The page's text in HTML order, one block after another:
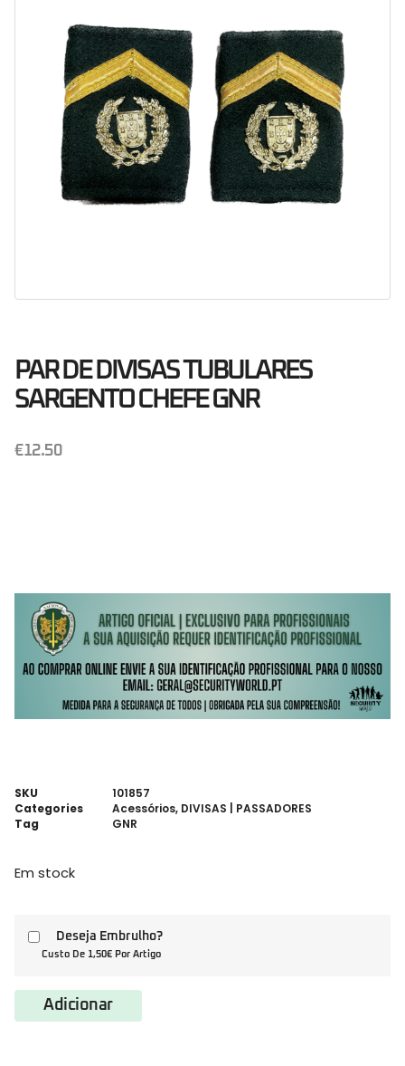
PAR DE DIVISAS TUBULARES
SARGENTO CHEFE GNR
€12.50
SKU
101857
Categories
Acessórios, DIVISAS | PASSADORES
Tag
GNR
Em stock
Deseja Embrulho?
Custo De 1,50€ Por Artigo
Adicionar